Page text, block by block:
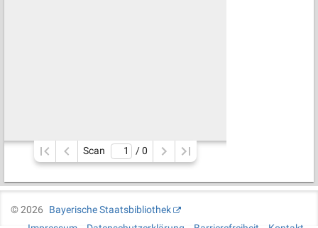
Scan / 0
©2026
Bayerische Staatsbibliothek